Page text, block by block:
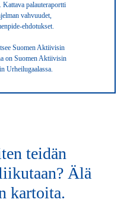
palauteraportti
vahvuudet,
ehdotukset.
Suomen Aktiivisin
on Suomen Aktiivisin
Urheilugaalassa.
teidän
Älä
kartoita.